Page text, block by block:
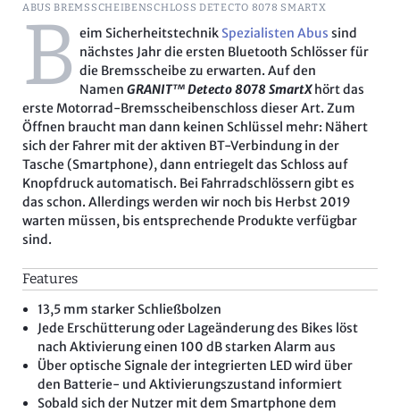
ABUS BREMSSCHEIBENSCHLOSS DETECTO 8078 SMARTX
B eim Sicherheitstechnik Spezialisten Abus sind
nächstes Jahr die ersten Bluetooth Schlösser für
die Bremsscheibe zu erwarten. Auf den
Namen GRANIT™ Detecto 8078 SmartXhört das
erste Motorrad-Bremsscheibenschloss dieser Art. Zum
Öffnen braucht man dann keinen Schlüssel mehr: Nähert
sich der Fahrer mit der aktiven BT-Verbindung in der
Tasche (Smartphone), dann entriegelt das Schloss auf
Knopfdruck automatisch. Bei Fahrradschlössern gibt es
das schon. Allerdings werden wir noch bis Herbst 2019
warten müssen, bis entsprechende Produkte verfügbar
sind.
Features
13,5 mm starker Schließbolzen
Jede Erschütterung oder Lageänderung des Bikes löst
nach Aktivierung einen 100 dB starken Alarm aus
Über optische Signale der integrierten LED wird über
den Batterie- und Aktivierungszustand informiert
Sobald sich der Nutzer mit dem Smartphone dem